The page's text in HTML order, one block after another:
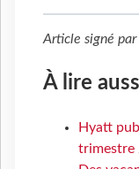
Article signé par
À lire
Hyatt
trimestre